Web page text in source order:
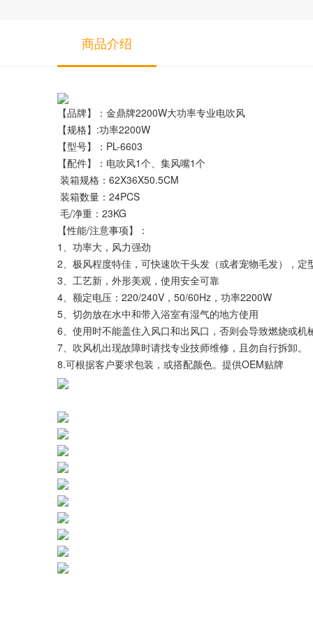
商品介绍
【品牌】：金鼎牌2200W大功率专业电吹风
【规格】:功率2200W
【型号】：PL-6603
【配件】：电吹风1个、集风嘴1个
装箱规格：62X36X50.5CM
装箱数量：24PCS
毛/净重：23KG
【性能/注意事项】：
1、功率大，风力强劲
2、极风程度特佳，可快速吹干头发（或者宠物毛发），定
3、工艺新，外形美观，使用安全可靠
4、额定电压：220/240V，50/60Hz，功率2200W
5、切勿放在水中和带入浴室有湿气的地方使用
6、使用时不能盖住入风口和出风口，否则会导致燃烧或机
7、吹风机出现故障时请找专业技师维修，且勿自行拆卸。
8.可根据客户要求包装，或搭配颜色。提供OEM贴牌